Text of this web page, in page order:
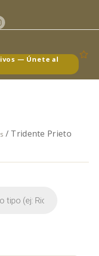
— Únete al
/ Tridente Prieto